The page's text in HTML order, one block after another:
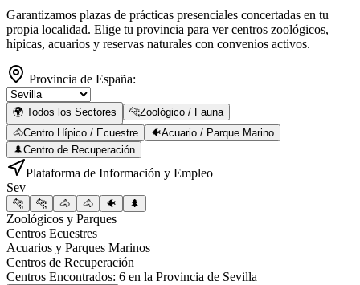
Garantizamos plazas de prácticas presenciales concertadas en tu
propia localidad. Elige tu provincia para ver centros zoológicos,
hípicas, acuarios y reservas naturales con convenios activos.
Provincia de España:
🌍 Todos los Sectores 🐆Zoológico / Fauna
🐴Centro Hípico / Ecuestre 🐠Acuario / Parque Marino
🌲Centro de Recuperación
Plataforma de Información y Empleo
Sev
🐆 🐆 🐴 🐴 🐠 🌲
Zoológicos y Parques
Centros Ecuestres
Acuarios y Parques Marinos
Centros de Recuperación
Centros Encontrados: 6 en la Provincia de Sevilla